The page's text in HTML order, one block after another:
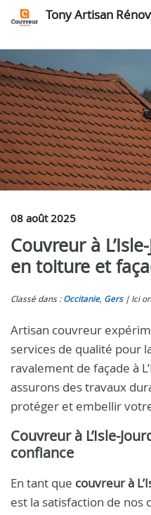
Tony Artisan
08 août 2025
Couvreur à
en toiture et
Classé dans : Occitanie, Gers Ici
Artisan couvreur
services de qualité pour
ravalement de façade à
assurons des travaux
protéger et embellir
Couvreur à
confiance
En tant que couvreur à
est la satisfaction de nos